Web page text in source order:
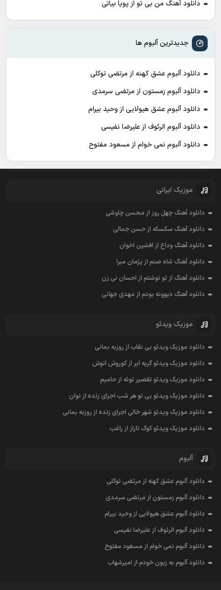
دانلود آهنگ من بی تو از پویا بیاتی
جدیدترین آلبوم ها
دانلود آلبوم عشق کهنه از مرتضی توکلی
دانلود آلبوم زمستون از مرتضی سرمدی
دانلود آلبوم عشق هیولایی از وحید بیرام
دانلود آلبوم الرئوف از علیرضا نفیسی
دانلود آلبوم نمی خوام از مسعود مفتوح
موزیک ایرانی
دانلود آهنگ چهل روز از محسن چاوشی
دانلود آهنگ سکسکه از حسن جمالی
دانلود آهنگ وداع از افشين اخوان
دانلود آهنگ شاه صنم از پژمان مبرا
دانلود آهنگ از تو نوشتم از احسان نی زن
دانلود آهنگ دیوونه بودم از مهدی جهانی
موزیک ویدئو
دانلود موزیک ویدئو بی نقاب از روزبه بمانی
دانلود موزیک ویدئو گریه ابر از کوروش انوش
دانلود موزیک ویدئو تقصیر توئه از حامیم
دانلود موزیک ویدئو بی تو هر شب اجرای زنده از نوان
دانلود موزیک ویدئو شهر خالی اجرای زنده از روزبه بمانی
دانلود موزیک ویدئو کوگ تاراز از راغب
آلبوم
دانلود آلبوم عشق کهنه از مرتضی توکلی
دانلود آلبوم زمستون از مرتضی سرمدی
دانلود آلبوم عشق هیولایی از وحید بیرام
دانلود آلبوم الرئوف از علیرضا نفیسی
دانلود آلبوم نمی خوام از مسعود مفتوح
دانلود آلبوم به زبون خودم از امیرشهاب